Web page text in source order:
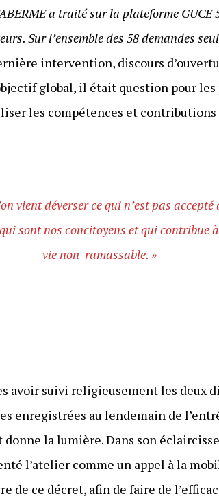
a traité sur la plateforme
Sur l’ensemble des 58 demandes
intervention, discours
global, il était question pour
les compétences et contributions
vient déverser ce qui n’est pas
sont nos concitoyens et qui contribue
vie non-ramassable. »
avoir suivi religieusement les deux
enregistrées au lendemain de
la lumière. Dans son
l’atelier comme un appel à la
de ce décret, afin de faire de